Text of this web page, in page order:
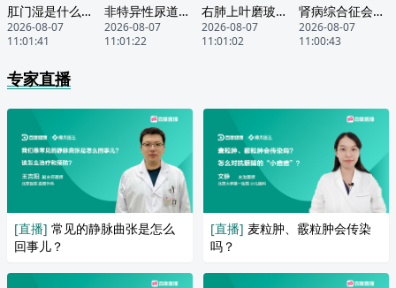
肛门湿是什么原因
2026-08-07
11:01:41
非特异性尿道炎是什么
2026-08-07
11:01:22
右肺上叶磨玻璃结节灶边缘欠清晰怎么回事
2026-08-07
11:01:02
肾病综合征会带来哪些并发症呢
2026-08-07
11:00:43
专家直播
[直播] 常见的静脉曲张是怎么
回事儿？
[直播] 麦粒肿、霰粒肿会传染
吗？